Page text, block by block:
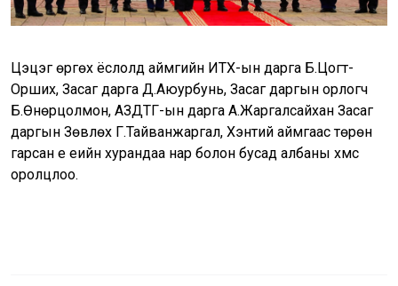
Цэцэг өргөх ёслолд аймгийн ИТХ-ын дарга Б.Цогт-
Орших, Засаг дарга Д.Аюурбунь, Засаг даргын орлогч
Б.Өнөрцолмон, АЗДТГ-ын дарга А.Жаргалсайхан Засаг
даргын Зөвлөх Г.Тайванжаргал, Хэнтий аймгаас төрөн
гарсан үе үеийн хурандаа нар болон бусад албаны хүмүүс
оролцлоо.